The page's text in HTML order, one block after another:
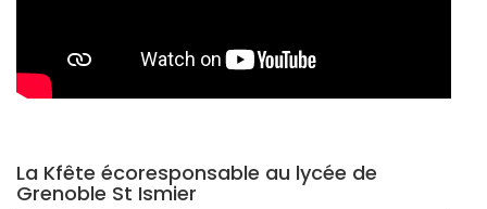
La Kfête écoresponsable au lycée de
Grenoble St Ismier